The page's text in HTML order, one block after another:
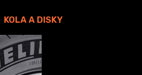
KOLA A DISKY